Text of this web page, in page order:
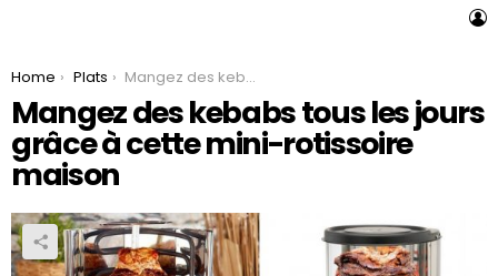
You are here:
Home Plats Mangez des kebabs tous les jours grâce à cette mini-rotissoire maison
Mangez des kebabs tous les jours
grâce à cette mini-rotissoire
maison